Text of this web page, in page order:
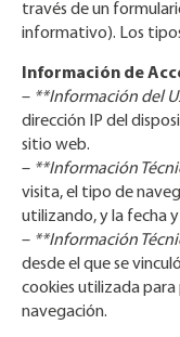
través de un
informativo). Los
Información de
– **Información del
dirección IP del
sitio web.
– **Información
visita, el tipo de
utilizando, y la fecha
– **Información
desde el que se
cookies utilizada para
navegación.